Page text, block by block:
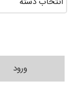
ورود